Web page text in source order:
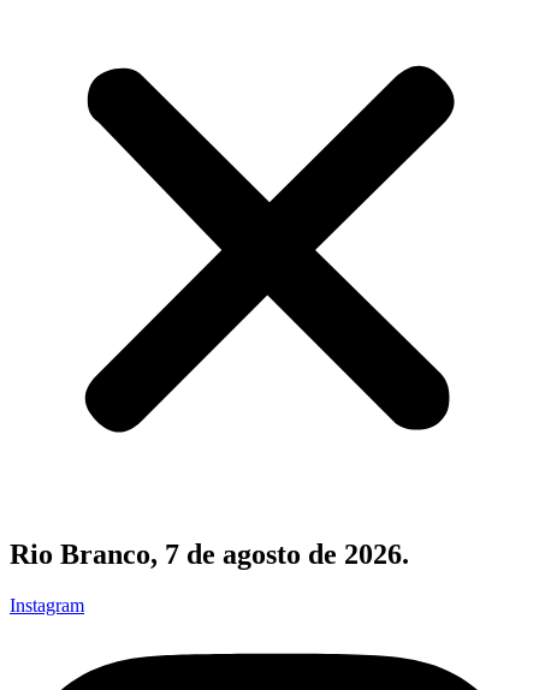
Rio Branco, 7 de agosto de 2026.
Instagram